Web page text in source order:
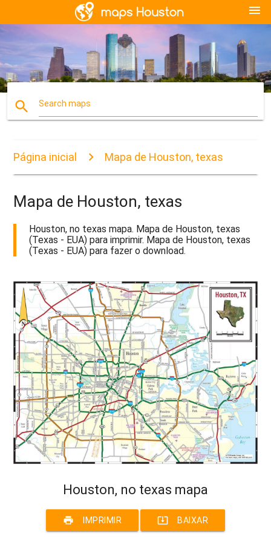
menu
search Search maps
Página inicial Mapa de Houston, texas
Mapa de Houston, texas
Houston, no texas mapa. Mapa de Houston, texas
(Texas - EUA) para imprimir. Mapa de Houston, texas
(Texas - EUA) para fazer o download.
Houston, no texas mapa
print IMPRIMIR system_update_alt BAIXAR